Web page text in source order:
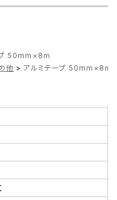
50mm×8m
他 > アルミテープ 50mm×8m